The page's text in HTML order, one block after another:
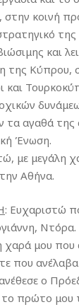
στην κοινή
και
της Κύπρου,
και
τα αγαθά της
Ένωση.
με μεγάλη
Αθήνα.
: Ευχαριστώ
Ντόρα.
χαρά μου
που
ο
πρώτο μου